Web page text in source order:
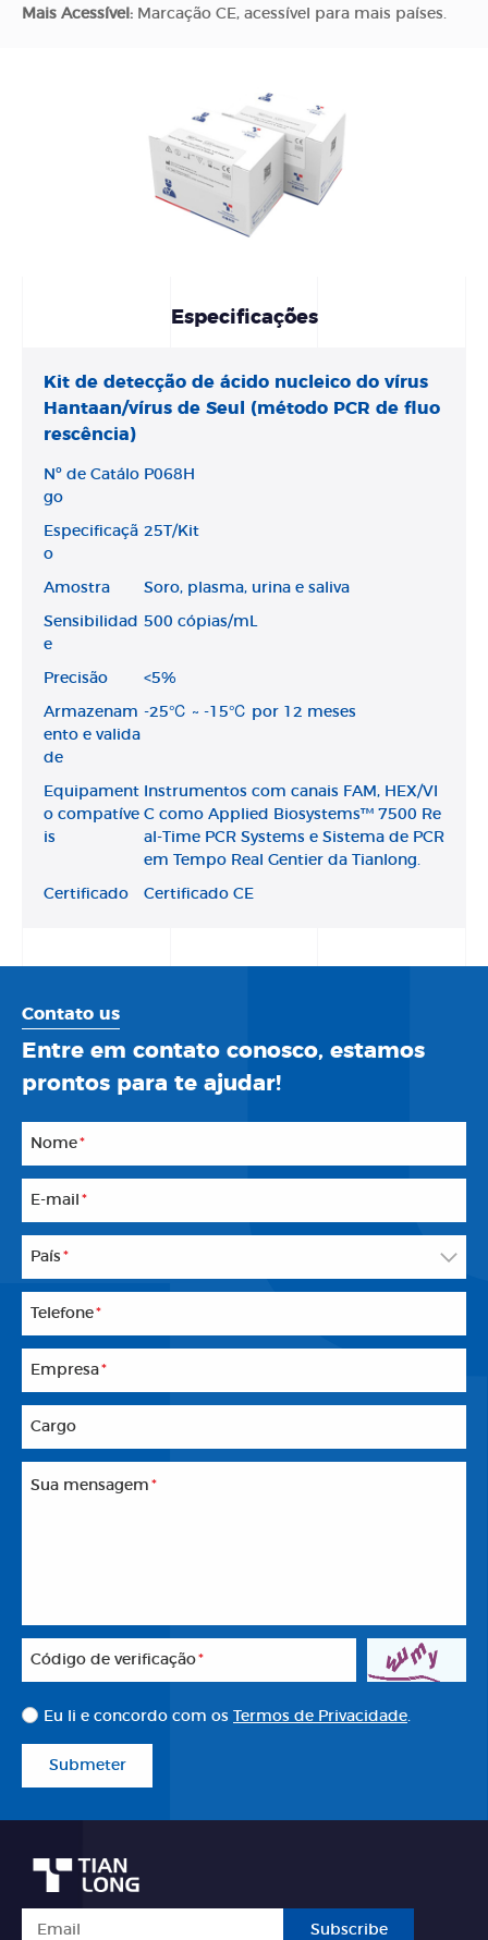
Mais Acessível: Marcação CE, acessível para mais países.
Especificações
Kit de detecção de ácido nucleico do vírus
Hantaan/vírus de Seul (método PCR de fluo
rescência)
Nº de Catálo
go
P068H
Especificaçã
o
25T/Kit
Amostra Soro, plasma, urina e saliva
Sensibilidad
e
500 cópias/mL
Precisão <5%
Armazenam
ento e valida
de
-25℃ ~ -15℃ por 12 meses
Equipament
o compatíve
is
Instrumentos com canais FAM, HEX/VI
C como Applied Biosystems™ 7500 Re
al-Time PCR Systems e Sistema de PCR
em Tempo Real Gentier da Tianlong.
Certificado Certificado CE
Contato us
Entre em contato conosco, estamos
prontos para te ajudar!
Nome*
E-mail *
País *
Telefone*
Empresa*
Cargo
Sua mensagem *
Código de verificação*
Eu li e concordo com os Termos de Privacidade
Submeter
Subscribe